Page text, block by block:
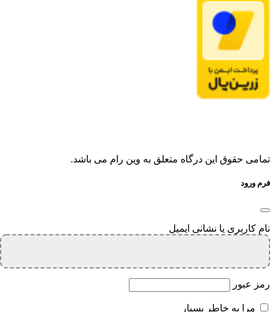
تمامی حقوق این درگاه متعلق به وین رام می باشد.
فرم ورود
نام کاربری یا نشانی ایمیل
رمز عبور
مرا به خاطر بسپار